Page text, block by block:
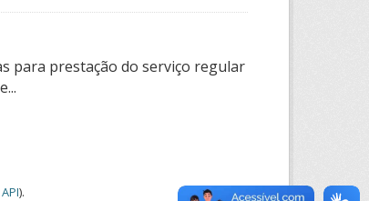
para prestação do serviço regular
).